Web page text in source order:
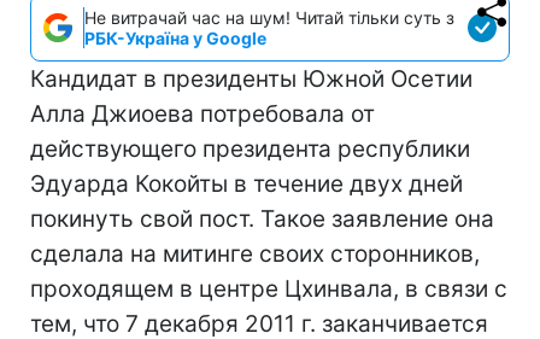
Не витрачай час на шум! Читай тільки суть з
РБК-Україна у Google
Кандидат в президенты Южной Осетии
Алла Джиоева потребовала от
действующего президента республики
Эдуарда Кокойты в течение двух дней
покинуть свой пост. Такое заявление она
сделала на митинге своих сторонников,
проходящем в центре Цхинвала, в связи с
тем, что 7 декабря 2011 г. заканчивается